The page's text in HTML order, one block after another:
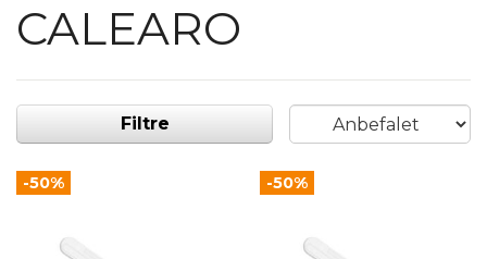
CALEARO
Filtre
-50% -50%